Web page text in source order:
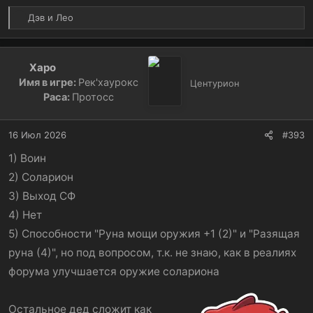
Р
е
ц
и
Дэв и Лео
Харо
Имя в игре: Рек'хаурокс
Раса: Протосс
Центурион
16 Июл 2026 #393
1) Воин
2) Соларион
3) Выход СФ
4) Нет
5) Способности "Руна мощи оружия +1 (2)" и "Разящая
руна (4)", но под вопросом, т.к. не знаю, как в реалиях
форума улучшается оружие солариона
Остальное дед сложит как